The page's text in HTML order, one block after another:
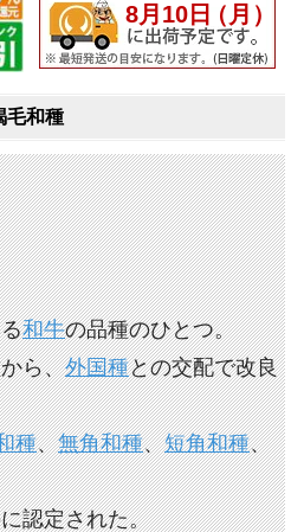
毛和種
和牛の品種のひとつ。
ら、外国種との交配で改良
種、無角和種、短角和種、
認定された。